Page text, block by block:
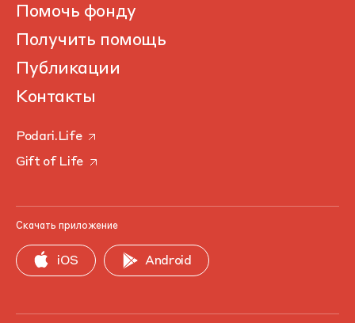
Помочь фонду
Получить помощь
Публикации
Контакты
Podari.Life
Gift of Life
Скачать приложение
iOS Android